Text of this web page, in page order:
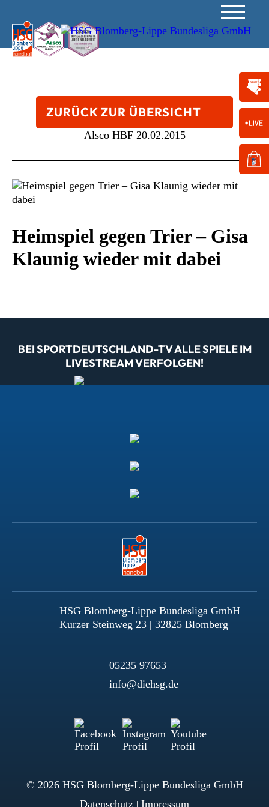
ZURÜCK ZUR ÜBERSICHT
Alsco HBF 20.02.2015
Heimspiel gegen Trier – Gisa
Klaunig wieder mit dabei
BEI SPORTDEUTSCHLAND-TV ALLE SPIELE IM
LIVESTREAM VERFOLGEN!
HSG Blomberg-Lippe Bundesliga GmbH
Kurzer Steinweg 23 | 32825 Blomberg
05235 97653
info@diehsg.de
© 2026 HSG Blomberg-Lippe Bundesliga GmbH
Datenschutz
Impressum